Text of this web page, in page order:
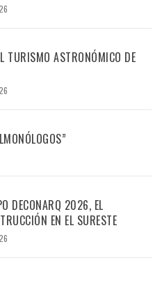
TURISMO ASTRONÓMICO DE
DECONARQ 2026, EL
EN EL SURESTE